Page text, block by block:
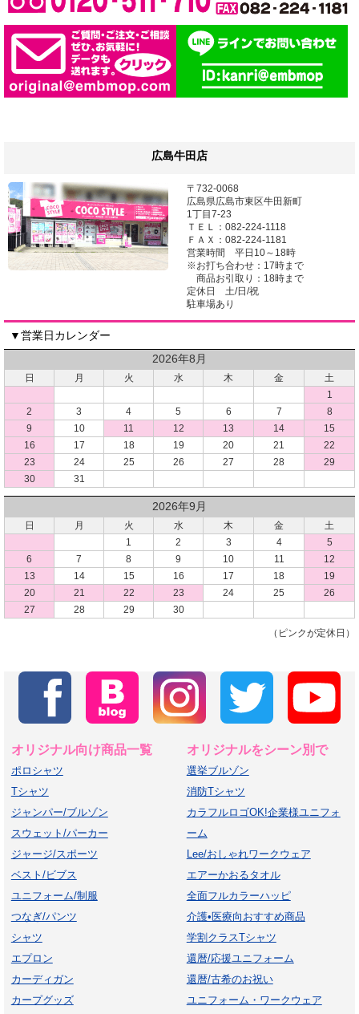
広島牛田店
〒732-0068
広島県広島市東区牛田新町
1丁目7-23
ＴＥＬ：082-224-1118
ＦＡＸ：082-224-1181
営業時間 平日10～18時
※お打ち合わせ：17時まで
商品お引取り：18時まで
定休日 土/日/祝
駐車場あり
▼営業日カレンダー
2026年8月
日 月 火 水 木 金
土
1
2
3 4 5 6 7
8
9
10 11 12 13 14
15
16
17 18 19 20 21
22
23
24 25 26 27 28
29
30
31
2026年9月
日 月 火 水 木 金
土
1
2 3 4
5
6
7 8 9 10 11
12
13
14 15 16 17 18
19
20
21 22 23 24 25
26
27
28 29 30
（ピンクが定休日）
オリジナル向け商品一覧
ポロシャツ
Tシャツ
ジャンパー/ブルゾン
スウェット/パーカー
ジャージ/スポーツ
ベスト/ビブス
ユニフォーム/制服
つなぎ/パンツ
シャツ
エプロン
カーディガン
カープグッズ
オリジナルをシーン別で
選挙ブルゾン
消防Tシャツ
カラフルロゴOK!企業様ユニフォ
ーム
Lee/おしゃれワークウェア
エアーかおるタオル
全面フルカラーハッピ
介護•医療向おすすめ商品
学割クラスTシャツ
還暦/応援ユニフォーム
還暦/古希のお祝い
ユニフォーム・ワークウェア